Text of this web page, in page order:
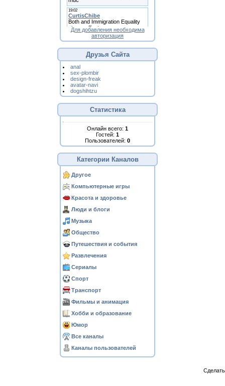
Для добавления необходима
авторизация
Друзья Сайта
anal
sex-plombir
design-freak
avatar-navi
dogshihtzu
Статистика
Онлайн всего: 1
Гостей: 1
Пользователей: 0
Категории Каналов
Другое
Компьютерные игры
Красота и здоровье
Люди и блоги
Музыка
Общество
Путешествия и события
Развлечения
Сериалы
Спорт
Транспорт
Фильмы и анимация
Хобби и образование
Юмор
Все каналы
Каналы пользователей